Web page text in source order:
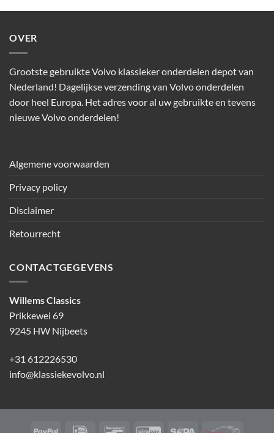
OVER
Grootste gebruikte Volvo klassieker onderdelen depot van
Nederland! Dagelijkse verzending van Volvo onderdelen
door heel Europa. Het adres voor al uw gebruikte en tevens
nieuwe Volvo onderdelen!
Algemene voorwaarden
Privacy policy
Disclaimer
Retourrecht
CONTACTGEGEVENS
Willems Classics
Prikkewei 69
9245 HW Nijbeets
+31 612226530
info@klassiekevolvo.nl